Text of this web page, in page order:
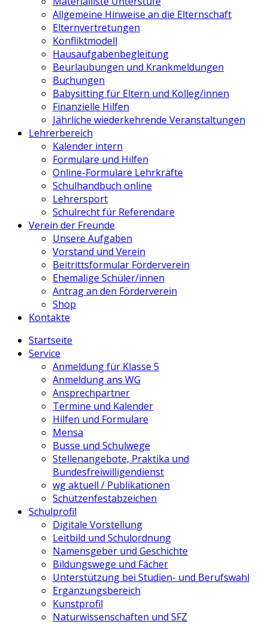
Allgemeine Hinweise an die Elternschaft
Elternvertretungen
Konfliktmodell
Hausaufgabenbegleitung
Beurlaubungen und Krankmeldungen
Buchungen
Babysitting für Eltern und Kolleg/innen
Finanzielle Hilfen
Jährliche wiederkehrende Veranstaltungen
Lehrerbereich
Kalender intern
Formulare und Hilfen
Online-Formulare Lehrkräfte
Schulhandbuch online
Lehrersport
Schulrecht für Referendare
Verein der Freunde
Unsere Aufgaben
Vorstand und Verein
Beitrittsformular Förderverein
Ehemalige Schüler/innen
Antrag an den Förderverein
Shop
Kontakte
Startseite
Service
Anmeldung für Klasse 5
Anmeldung ans WG
Ansprechpartner
Termine und Kalender
Hilfen und Formulare
Mensa
Busse und Schulwege
Stellenangebote, Praktika und
Bundesfreiwilligendienst
wg aktuell / Publikationen
Schützenfestabzeichen
Schulprofil
Digitale Vorstellung
Leitbild und Schulordnung
Namensgeber und Geschichte
Bildungswege und Fächer
Unterstützung bei Studien- und Berufswahl
Ergänzungsbereich
Kunstprofil
Naturwissenschaften und SFZ